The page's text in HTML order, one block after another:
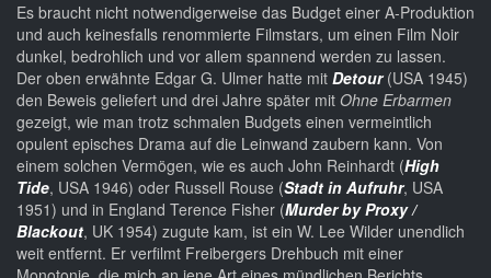
Es braucht nicht notwendigerweise das Budget einer A-Produktion
und auch keinesfalls renommierte Filmstars, um einen Film Noir
dunkel, bedrohlich und vor allem spannend werden zu lassen.
Der oben erwähnte Edgar G. Ulmer hatte mit Detour(USA 1945)
den Beweis geliefert und drei Jahre später mit Ohne Erbarmen
gezeigt, wie man trotz schmalen Budgets einen vermeintlich
opulent episches Drama auf die Leinwand zaubern kann. Von
einem solchen Vermögen, wie es auch John Reinhardt (High
Tide, USA 1946) oder Russell Rouse (Stadt in Aufruhr, USA
1951) und in England Terence Fisher (Murder by Proxy /
Blackout, UK 1954) zugute kam, ist ein W. Lee Wilder unendlich
weit entfernt. Er verfilmt Freibergers Drehbuch mit einer